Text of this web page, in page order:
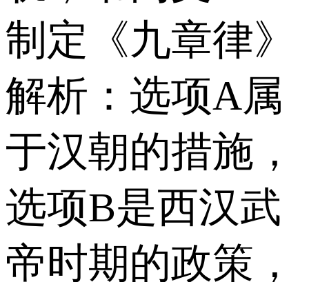
制定《九章律》
解析：选项A属
于汉朝的措施，
选项B是西汉武
帝时期的政策，